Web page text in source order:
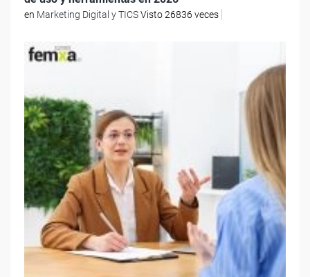
en Marketing Digital y TICSVisto 26836 veces